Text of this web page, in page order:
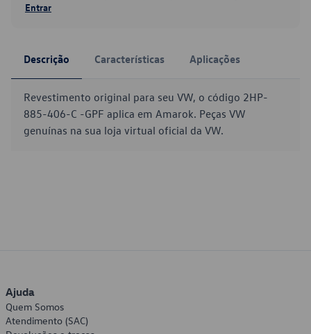
Entrar
Descrição Características Aplicações
Revestimento original para seu VW, o código 2HP-
885-406-C -GPF aplica em Amarok. Peças VW
genuínas na sua loja virtual oficial da VW.
Ajuda
Quem Somos
Atendimento (SAC)